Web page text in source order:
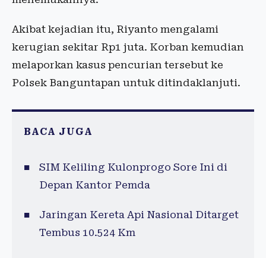
Akibat kejadian itu, Riyanto mengalami
kerugian sekitar Rp1 juta. Korban kemudian
melaporkan kasus pencurian tersebut ke
Polsek Banguntapan untuk ditindaklanjuti.
BACA JUGA
SIM Keliling Kulonprogo Sore Ini di
Depan Kantor Pemda
Jaringan Kereta Api Nasional Ditarget
Tembus 10.524 Km